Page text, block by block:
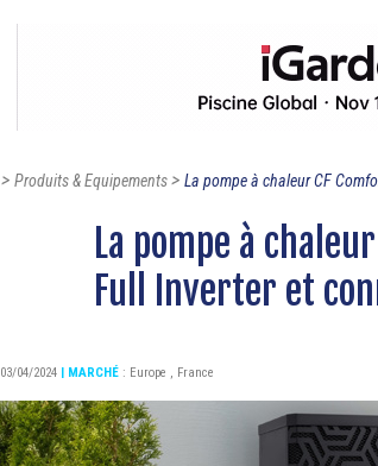
> Produits & Equipements> La pompe à chaleur CF
La pompe à
Full Inverter et
03/04/2024 | MARCHÉ : Europe , France